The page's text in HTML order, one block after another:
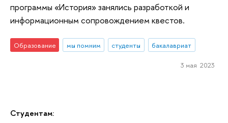
Студентам:
программы «История» занялись разработкой и
информационным сопровождением квестов.
Образование мы помним студенты бакалавриат
3 мая 2023